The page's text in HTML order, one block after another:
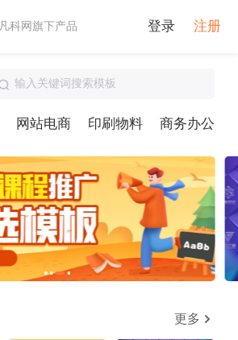
凡科网旗下产品 登录 注册
输入关键词搜索模板
网站电商 印刷物料 商务办公
更多